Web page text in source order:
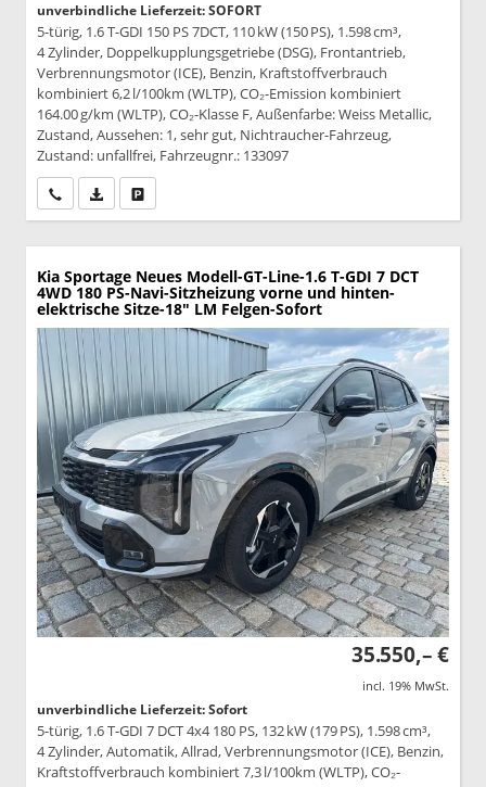
unverbindliche Lieferzeit: SOFORT
5-türig, 1.6 T-GDI 150 PS 7DCT, 110 kW (150 PS), 1.598 cm³,
4 Zylinder, Doppelkupplungsgetriebe (DSG), Frontantrieb,
Verbrennungsmotor (ICE), Benzin, Kraftstoffverbrauch
kombiniert 6,2 l/100km (WLTP), CO₂-Emission kombiniert
164.00 g/km (WLTP), CO₂-Klasse F, Außenfarbe: Weiss Metallic,
Zustand, Aussehen: 1, sehr gut, Nichtraucher-Fahrzeug,
Zustand: unfallfrei, Fahrzeugnr.: 133097
Wir rufen Sie anPDF-Datei, Fahrzeugexposé drucken
Kia Sportage Neues Modell-GT-Line-1.6 T-GDI 7 DCT
4WD 180 PS-Navi-Sitzheizung vorne und hinten-
elektrische Sitze-18" LM Felgen-Sofort
35.550,– €
incl. 19% MwSt.
unverbindliche Lieferzeit: Sofort
5-türig, 1.6 T-GDI 7 DCT 4x4 180 PS, 132 kW (179 PS), 1.598 cm³,
4 Zylinder, Automatik, Allrad, Verbrennungsmotor (ICE), Benzin,
Kraftstoffverbrauch kombiniert 7,3 l/100km (WLTP), CO₂-